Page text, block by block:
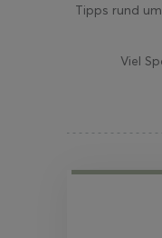
Tipps rund
Viel